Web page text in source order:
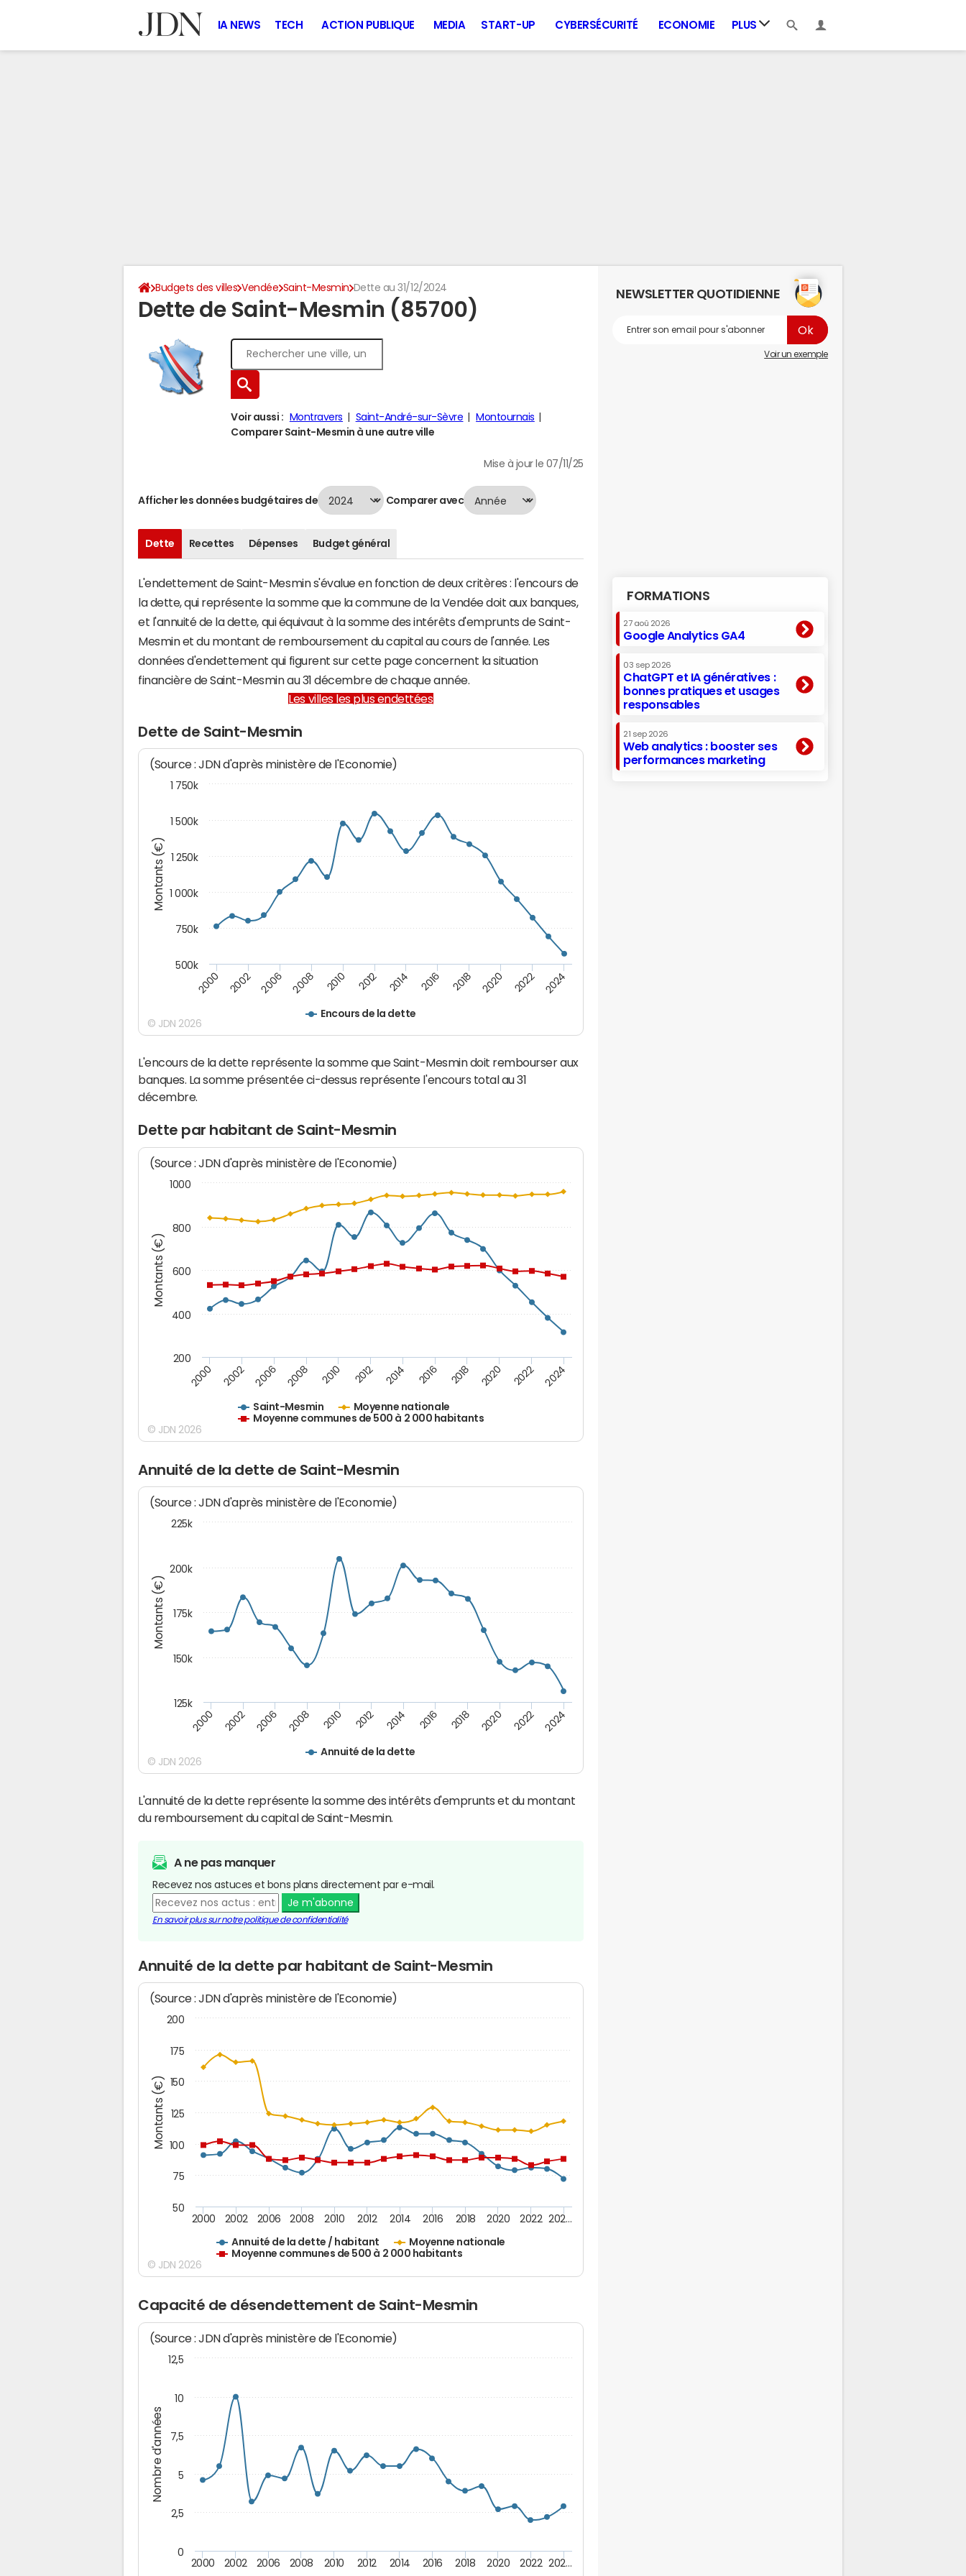
IA NEWS TECH ACTION PUBLIQUE MEDIA START-UP CYBERSÉCURITÉ ECONOMIE PLUS
Budgets des villes Vendée Saint-Mesmin Dette au 31/12/2024
Dette de Saint-Mesmin (85700)
Voir aussi : Montravers Saint-André-sur-Sèvre
Montournais
Comparer Saint-Mesmin à une autre ville
Mise à jour le 07/11/25
Afficher les données budgétaires de Comparer avec
Dette Recettes Dépenses Budget général
L'endettement de Saint-Mesmin s'évalue en fonction de deux critères : l'encours de
la dette, qui représente la somme que la commune de la Vendée doit aux banques,
et l'annuité de la dette, qui équivaut à la somme des intérêts d'emprunts de Saint-
Mesmin et du montant de remboursement du capital au cours de l'année. Les
données d'endettement qui figurent sur cette page concernent la situation
financière de Saint-Mesmin au 31 décembre de chaque année.
Les villes les plus endettées
Dette de Saint-Mesmin
Montants (€)
(Source : JDN d'après ministère de l'Economie)
Encours de la dette
2000 2002 2006 2008 2010 2012 2014 2016 2018 2020 2022 2024
500k
750k
1 000k
1 250k
1 500k
1 750k
© JDN 2026
L'encours de la dette représente la somme que Saint-Mesmin doit rembourser aux
banques. La somme présentée ci-dessus représente l'encours total au 31
décembre.
Dette par habitant de Saint-Mesmin
Montants (€)
(Source : JDN d'après ministère de l'Economie)
Saint-Mesmin
Moyenne nationale
Moyenne communes de 500 à 2 000 habitants
2000 2002 2006 2008 2010 2012 2014 2016 2018 2020 2022 2024
200
400
600
800
1000
© JDN 2026
Annuité de la dette de Saint-Mesmin
Montants (€)
(Source : JDN d'après ministère de l'Economie)
Annuité de la dette
2000 2002 2006 2008 2010 2012 2014 2016 2018 2020 2022 2024
200k
125k
150k
175k
225k
© JDN 2026
L'annuité de la dette représente la somme des intérêts d'emprunts et du montant
du remboursement du capital de Saint-Mesmin.
A ne pas manquer
Recevez nos astuces et bons plans directement par e-mail.
Je m'abonne
En savoir plus sur notre politique de confidentialité
Annuité de la dette par habitant de Saint-Mesmin
Montants (€)
(Source : JDN d'après ministère de l'Economie)
Annuité de la dette / habitant
Moyenne nationale
Moyenne communes de 500 à 2 000 habitants
2000 2002 2006 2008 2010 2012 2014 2016 2018 2020 2022 202…
50
75
100
125
150
175
200
© JDN 2026
Capacité de désendettement de Saint-Mesmin
Nombre d'années
(Source : JDN d'après ministère de l'Economie)
2000 2002 2006 2008 2010 2012 2014 2016 2018 2020 2022 202…
0
2,5
5
7,5
10
12,5
NEWSLETTER QUOTIDIENNE
Voir un exemple
FORMATIONS
27 aoû 2026
Google Analytics GA4
03 sep 2026
ChatGPT et IA génératives :
bonnes pratiques et usages
responsables
21 sep 2026
Web analytics : booster ses
performances marketing